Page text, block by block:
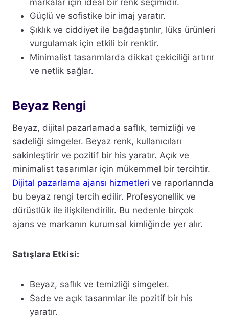
markalar için ideal bir renk seçimidir.
Güçlü ve sofistike bir imaj yaratır.
Şıklık ve ciddiyet ile bağdaştırılır, lüks ürünleri
vurgulamak için etkili bir renktir.
Minimalist tasarımlarda dikkat çekiciliği artırır
ve netlik sağlar.
Beyaz Rengi
Beyaz, dijital pazarlamada saflık, temizliği ve
sadeliği simgeler. Beyaz renk, kullanıcıları
sakinleştirir ve pozitif bir his yaratır. Açık ve
minimalist tasarımlar için mükemmel bir tercihtir.
Dijital pazarlama ajansı hizmetleri ve raporlarında
bu beyaz rengi tercih edilir. Profesyonellik ve
dürüstlük ile ilişkilendirilir. Bu nedenle birçok
ajans ve markanın kurumsal kimliğinde yer alır.
Satışlara Etkisi:
Beyaz, saflık ve temizliği simgeler.
Sade ve açık tasarımlar ile pozitif bir his
yaratır.